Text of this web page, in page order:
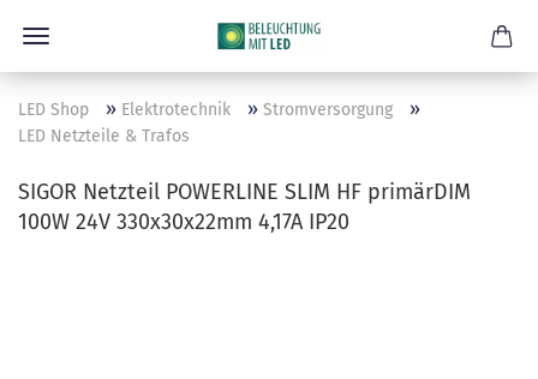
LED Shop » Elektrotechnik » Stromversorgung »
LED Netzteile & Trafos
SIGOR Netzteil POWERLINE SLIM HF primärDIM
100W 24V 330x30x22mm 4,17A IP20